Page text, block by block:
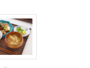
20 12月